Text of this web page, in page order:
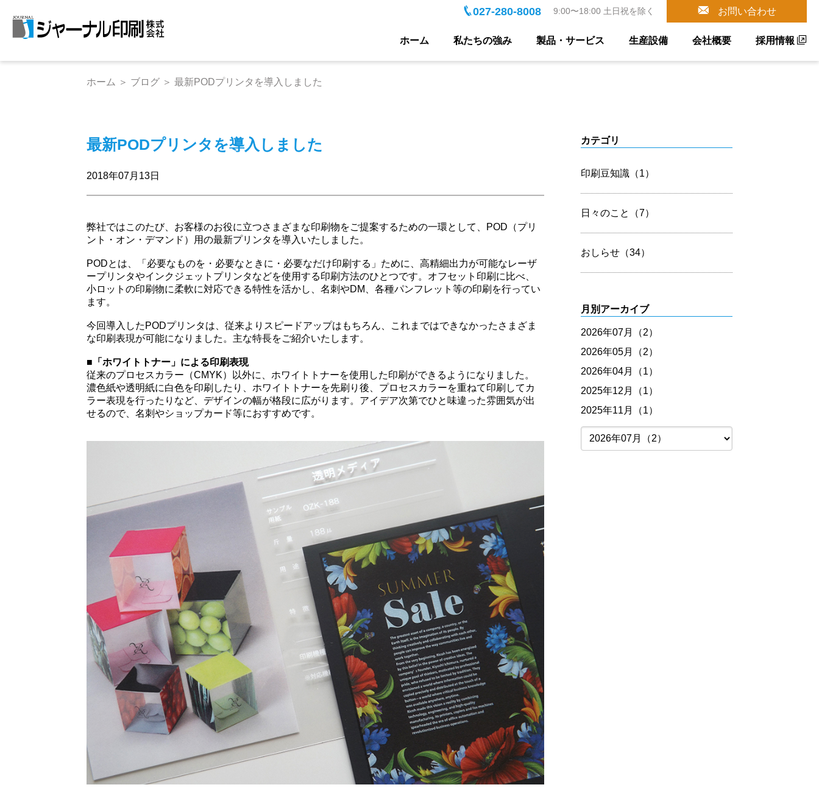
027-280-8008 9:00〜18:00 土日祝を除く お問い合わせ
ホーム 私たちの強み 製品・サービス 生産設備 会社概要 採用情報
ホーム ＞ ブログ ＞ 最新PODプリンタを導入しました
最新PODプリンタを導入しました
2018年07月13日
弊社ではこのたび、お客様のお役に立つさまざまな印刷物をご提案するための一環として、POD（プリ
ント・オン・デマンド）用の最新プリンタを導入いたしました。
PODとは、「必要なものを・必要なときに・必要なだけ印刷する」ために、高精細出力が可能なレーザ
ープリンタやインクジェットプリンタなどを使用する印刷方法のひとつです。オフセット印刷に比べ、
小ロットの印刷物に柔軟に対応できる特性を活かし、名刺やDM、各種パンフレット等の印刷を行ってい
ます。
今回導入したPODプリンタは、従来よりスピードアップはもちろん、これまではできなかったさまざま
な印刷表現が可能になりました。主な特長をご紹介いたします。
■「ホワイトトナー」による印刷表現
従来のプロセスカラー（CMYK）以外に、ホワイトトナーを使用した印刷ができるようになりました。
濃色紙や透明紙に白色を印刷したり、ホワイトトナーを先刷り後、プロセスカラーを重ねて印刷してカ
ラー表現を行ったりなど、デザインの幅が格段に広がります。アイデア次第でひと味違った雰囲気が出
せるので、名刺やショップカード等におすすめです。
カテゴリ
印刷豆知識（1）
日々のこと（7）
おしらせ（34）
月別アーカイブ
2026年07月（2）
2026年05月（2）
2026年04月（1）
2025年12月（1）
2025年11月（1）